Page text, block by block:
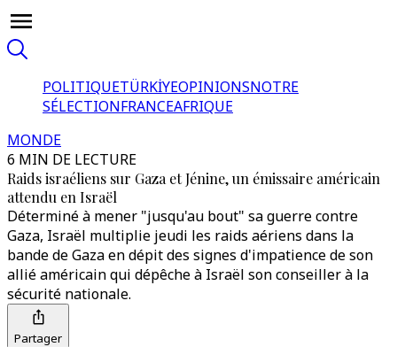
POLITIQUETÜRKİYEOPINIONSNOTRE
SÉLECTIONFRANCEAFRIQUE
MONDE
6 MIN DE LECTURE
Raids israéliens sur Gaza et Jénine, un émissaire américain
attendu en Israël
Déterminé à mener "jusqu'au bout" sa guerre contre
Gaza, Israël multiplie jeudi les raids aériens dans la
bande de Gaza en dépit des signes d'impatience de son
allié américain qui dépêche à Israël son conseiller à la
sécurité nationale.
Partager